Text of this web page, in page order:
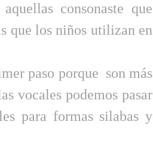
consonaste que
que los niños utilizan en
paso porque son más
vocales podemos pasar
para formas silabas y